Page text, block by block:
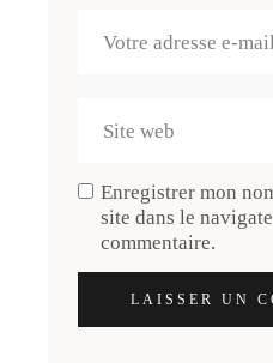
Enregistrer mon
site dans le
commentaire.
LAISSER UN